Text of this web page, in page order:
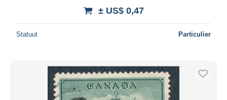
± US$ 0,47
Statuut Particulier